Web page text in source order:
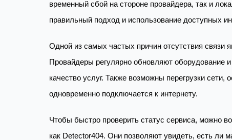
временный сбой на стороне провайдера, так и
правильный подход и использование доступных
Одной из самых частых причин отсутствия связи
Провайдеры регулярно обновляют оборудование
качество услуг. Также возможны перегрузки
одновременно подключается к интернету.
Чтобы быстро проверить статус сервиса, можно
как Detector404. Они позволяют увидеть, есть